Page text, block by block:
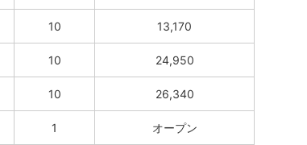
10 13,170
10 24,950
10 26,340
1 オープン